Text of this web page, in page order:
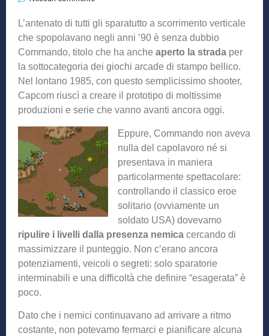
L’antenato di tutti gli sparatutto a scorrimento verticale
che spopolavano negli anni ’90 è senza dubbio
Commando, titolo che ha anche aperto la strada per
la sottocategoria dei giochi arcade di stampo bellico.
Nel lontano 1985, con questo semplicissimo shooter,
Capcom riuscì a creare il prototipo di moltissime
produzioni e serie che vanno avanti ancora oggi.
Eppure, Commando non aveva
nulla del capolavoro né si
presentava in maniera
particolarmente spettacolare:
controllando il classico eroe
solitario (ovviamente un
soldato USA) dovevamo
ripulire i livelli dalla presenza nemica cercando di
massimizzare il punteggio. Non c’erano ancora
potenziamenti, veicoli o segreti: solo sparatorie
interminabili e una difficoltà che definire “esagerata” è
poco.
Dato che i nemici continuavano ad arrivare a ritmo
costante, non potevamo fermarci e pianificare alcuna